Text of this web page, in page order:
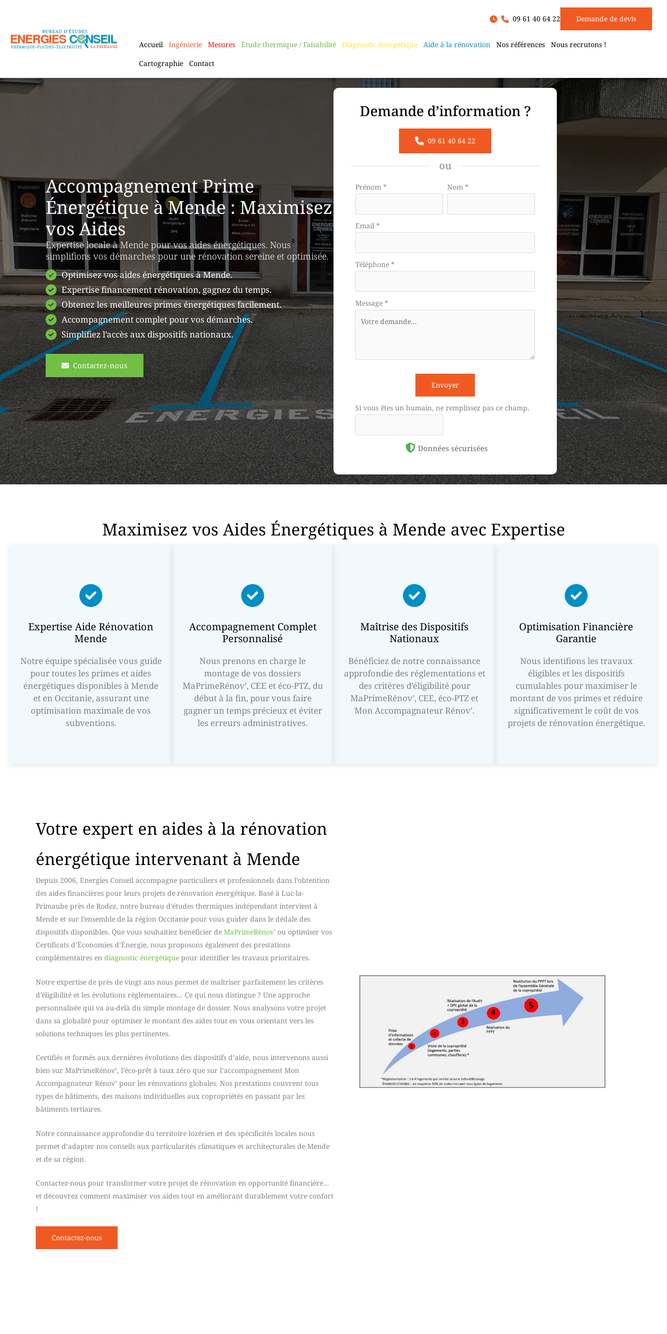
Accueil
Ingénierie Mesures Étude thermique / Faisabilité Diagnostic énergétique Aide à la rénovation Nos références
Nous recrutons !
Cartographie
Contact
09 61 40 64 22 Demande de devis
Accompagnement Prime
Énergétique à Mende : Maximisez
vos Aides
Expertise locale à Mende pour vos aides énergétiques. Nous
simplifions vos démarches pour une rénovation sereine et optimisée.
Optimisez vos aides énergétiques à Mende.
Expertise financement rénovation, gagnez du temps.
Obtenez les meilleures primes énergétiques facilement.
Accompagnement complet pour vos démarches.
Simplifiez l’accès aux dispositifs nationaux.
Contactez-nous
Demande d’information ?
09 61 40 64 22
ou
Formulaire
avec
téléphone
Prénom * Nom *
Email *
Téléphone *
Message *
Envoyer
Si vous êtes un humain, ne remplissez pas ce champ.
Données sécurisées
Maximisez vos Aides Énergétiques à Mende avec Expertise
Expertise Aide Rénovation
Mende
Notre équipe spécialisée vous guide
pour toutes les primes et aides
énergétiques disponibles à Mende
et en Occitanie, assurant une
optimisation maximale de vos
subventions.
Accompagnement Complet
Personnalisé
Nous prenons en charge le
montage de vos dossiers
MaPrimeRénov’, CEE et éco-PTZ, du
début à la fin, pour vous faire
gagner un temps précieux et éviter
les erreurs administratives.
Maîtrise des Dispositifs
Nationaux
Bénéficiez de notre connaissance
approfondie des réglementations et
des critères d’éligibilité pour
MaPrimeRénov’, CEE, éco-PTZ et
Mon Accompagnateur Rénov’.
Optimisation Financière
Garantie
Nous identifions les travaux
éligibles et les dispositifs
cumulables pour maximiser le
montant de vos primes et réduire
significativement le coût de vos
projets de rénovation énergétique.
Votre expert en aides à la rénovation
énergétique intervenant à Mende
Depuis 2006, Energies Conseil accompagne particuliers et professionnels dans l’obtention
des aides financières pour leurs projets de rénovation énergétique. Basé à Luc-la-
Primaube près de Rodez, notre bureau d’études thermiques indépendant intervient à
Mende et sur l’ensemble de la région Occitanie pour vous guider dans le dédale des
dispositifs disponibles. Que vous souhaitiez bénéficier de MaPrimeRénov' ou optimiser vos
Certificats d’Économies d’Énergie, nous proposons également des prestations
complémentaires en diagnostic énergétique pour identifier les travaux prioritaires.
Notre expertise de près de vingt ans nous permet de maîtriser parfaitement les critères
d’éligibilité et les évolutions réglementaires… Ce qui nous distingue ? Une approche
personnalisée qui va au-delà du simple montage de dossier. Nous analysons votre projet
dans sa globalité pour optimiser le montant des aides tout en vous orientant vers les
solutions techniques les plus pertinentes.
Certifiés et formés aux dernières évolutions des dispositifs d’aide, nous intervenons aussi
bien sur MaPrimeRénov’, l’éco-prêt à taux zéro que sur l’accompagnement Mon
Accompagnateur Rénov’ pour les rénovations globales. Nos prestations couvrent tous
types de bâtiments, des maisons individuelles aux copropriétés en passant par les
bâtiments tertiaires.
Notre connaissance approfondie du territoire lozérien et des spécificités locales nous
permet d’adapter nos conseils aux particularités climatiques et architecturales de Mende
et de sa région.
Contactez-nous pour transformer votre projet de rénovation en opportunité financière…
et découvrez comment maximiser vos aides tout en améliorant durablement votre confort
!
Contactez-nous